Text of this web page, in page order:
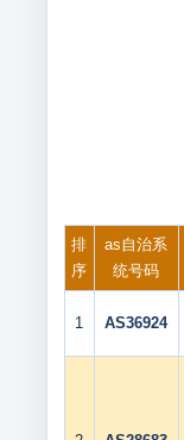
排
序
as自治系
统号码
1 AS36924